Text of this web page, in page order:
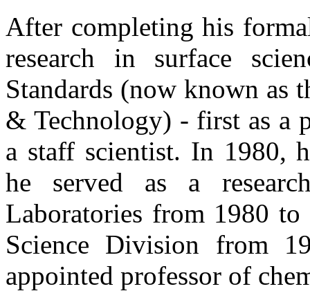
After completing his
research in surface
Standards (now known as
& Technology) - first as a
a staff scientist. In 1980,
he served as a
Laboratories from 1980 to
Science Division from
appointed professor of